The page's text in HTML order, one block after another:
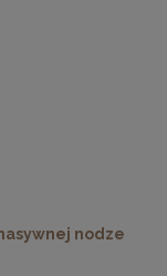
nodze